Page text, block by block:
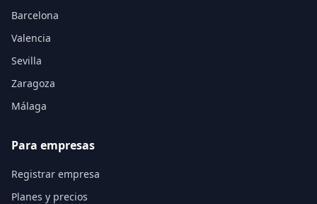
Barcelona
Valencia
Sevilla
Zaragoza
Málaga
Para empresas
Registrar empresa
Planes y precios